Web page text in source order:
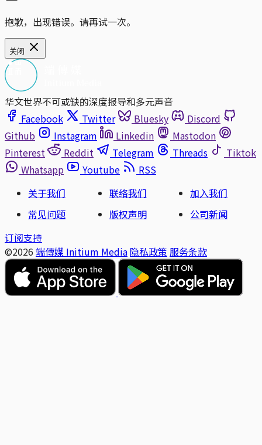
抱歉，出现错误。请再试一次。
关闭
华文世界不可或缺的深度报导和多元声音
Facebook
Twitter Bluesky
Discord
Github
Instagram Linkedin
Mastodon
Pinterest
Reddit Telegram Threads
Tiktok
Whatsapp
Youtube
RSS
关于我们
联络我们
加入我们
常见问题
版权声明
公司新闻
订阅支持
©2026 端傳媒 Initium Media 隐私政策 服务条款